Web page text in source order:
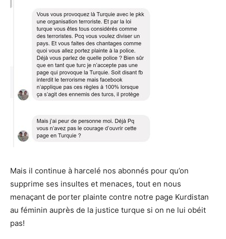
Mais il continue à harcelé nos abonnés pour qu’on
supprime ses insultes et menaces, tout en nous
menaçant de porter plainte contre notre page Kurdistan
au féminin auprès de la justice turque si on ne lui obéit
pas!